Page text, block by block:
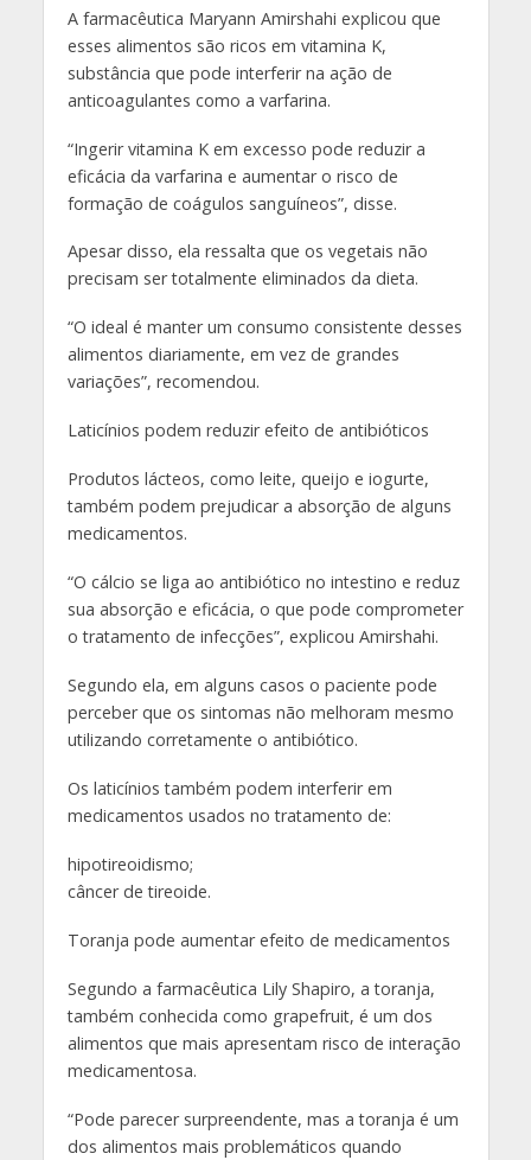
A farmacêutica Maryann Amirshahi explicou que
esses alimentos são ricos em vitamina K,
substância que pode interferir na ação de
anticoagulantes como a varfarina.
“Ingerir vitamina K em excesso pode reduzir a
eficácia da varfarina e aumentar o risco de
formação de coágulos sanguíneos”, disse.
Apesar disso, ela ressalta que os vegetais não
precisam ser totalmente eliminados da dieta.
“O ideal é manter um consumo consistente desses
alimentos diariamente, em vez de grandes
variações”, recomendou.
Laticínios podem reduzir efeito de antibióticos
Produtos lácteos, como leite, queijo e iogurte,
também podem prejudicar a absorção de alguns
medicamentos.
“O cálcio se liga ao antibiótico no intestino e reduz
sua absorção e eficácia, o que pode comprometer
o tratamento de infecções”, explicou Amirshahi.
Segundo ela, em alguns casos o paciente pode
perceber que os sintomas não melhoram mesmo
utilizando corretamente o antibiótico.
Os laticínios também podem interferir em
medicamentos usados no tratamento de:
hipotireoidismo;
câncer de tireoide.
Toranja pode aumentar efeito de medicamentos
Segundo a farmacêutica Lily Shapiro, a toranja,
também conhecida como grapefruit, é um dos
alimentos que mais apresentam risco de interação
medicamentosa.
“Pode parecer surpreendente, mas a toranja é um
dos alimentos mais problemáticos quando